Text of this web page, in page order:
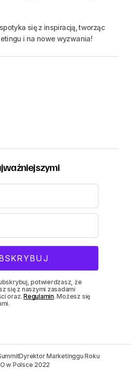
się z inspiracją, tworząc
i na nowe wyzwania!
potwierdzasz, że
się z naszymi zasadami
oraz.Regulamin. Możesz się
Dyrektor Marketinggu Roku
w Polsce 2022